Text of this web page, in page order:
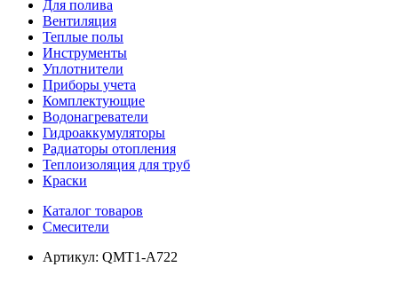
Для полива
Вентиляция
Теплые полы
Инструменты
Уплотнители
Приборы учета
Комплектующие
Водонагреватели
Гидроаккумуляторы
Радиаторы отопления
Теплоизоляция для труб
Краски
Каталог товаров
Смесители
Артикул: QMT1-A722